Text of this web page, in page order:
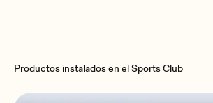
Productos instalados en el Sports Club